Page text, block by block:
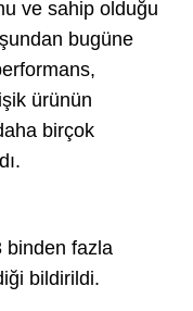
ve sahip olduğu
bugüne
ürünün
birçok
binden fazla
bildirildi.